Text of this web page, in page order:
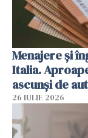
Menajere și
Italia.
ascunși de
26 IULIE 2026